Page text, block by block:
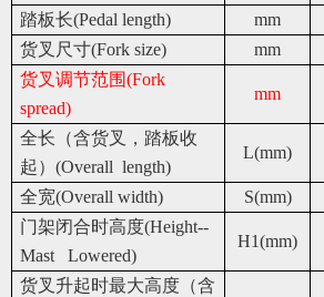
踏板长(Pedal length)
mm
货叉尺寸(Fork size)
mm
货叉调节范围(Fork
spread)
mm
全长（含货叉，踏板收
起）(Overall length)
L(mm)
全宽(Overall width) S(mm)
门架闭合时高度(Height--
Mast Lowered)
H1(mm)
货叉升起时最大高度（含